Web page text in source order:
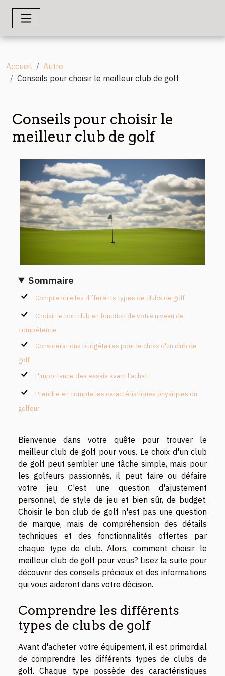
Accueil
Autre
Conseils pour choisir le meilleur club de golf
Conseils pour choisir le
meilleur club de golf
Sommaire
Comprendre les différents types de clubs de golf
Choisir le bon club en fonction de votre niveau de
compétence
Considérations budgétaires pour le choix d'un club de
golf
L'importance des essais avant l'achat
Prendre en compte les caractéristiques physiques du
golfeur
Bienvenue dans votre quête pour trouver le
meilleur club de golf pour vous. Le choix d'un club
de golf peut sembler une tâche simple, mais pour
les golfeurs passionnés, il peut faire ou défaire
votre jeu. C'est une question d'ajustement
personnel, de style de jeu et bien sûr, de budget.
Choisir le bon club de golf n'est pas une question
de marque, mais de compréhension des détails
techniques et des fonctionnalités offertes par
chaque type de club. Alors, comment choisir le
meilleur club de golf pour vous? Lisez la suite pour
découvrir des conseils précieux et des informations
qui vous aideront dans votre décision.
Comprendre les différents
types de clubs de golf
Avant d'acheter votre équipement, il est primordial
de comprendre les différents types de clubs de
golf. Chaque type possède des caractéristiques